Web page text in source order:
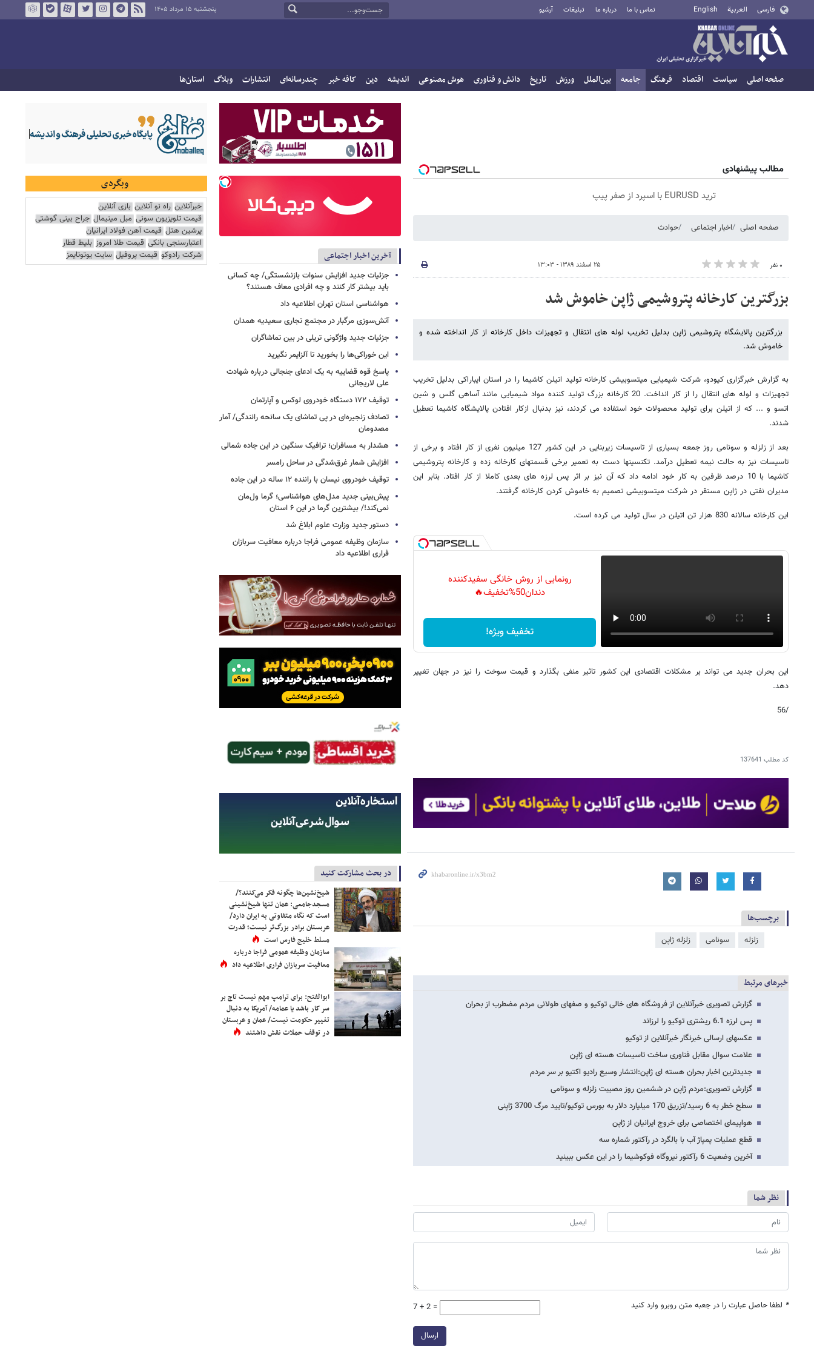
فارسی العربية English تماس با ما درباره ما تبلیغات آرشیو پنجشنبه ۱۵ مرداد ۱۴۰۵
صفحه اصلی سیاست اقتصاد فرهنگ جامعه بین‌الملل ورزش تاریخ دانش و فناوری هوش مصنوعی اندیشه دین کافه خبر چندرسانه‌ای انتشارات وبلاگ استان‌ها
مطالب پیشنهادی
ترید EURUSD با اسپرد از صفر پیپ
صفحه اصلی اخبار اجتماعی حوادث
۰ نفر ۲۵ اسفند ۱۳۸۹ - ۱۳:۰۳
بزرگترین کارخانه پتروشیمی ژاپن خاموش شد
بزرگترین پالایشگاه پتروشیمی ژاپن بدلیل تخریب لوله های انتقال و تجهیزات داخل کارخانه از کار انداخته شده و
خاموش شد.
به گزارش خبرگزاری کیودو، شرکت شیمیایی میتسوبیشی کارخانه تولید اتیلن کاشیما را در استان ایباراکی بدلیل تخریب
تجهیزات و لوله های انتقال را از کار انداخت. 20 کارخانه بزرگ تولید کننده مواد شیمیایی مانند آساهی گلس و شین
اتسو و ... که از اتیلن برای تولید محصولات خود استفاده می کردند، نیز بدنبال ازکار افتادن پالایشگاه کاشیما تعطیل
شدند.
بعد از زلزله و سونامی روز جمعه بسیاری از تاسیسات زیربنایی در این کشور 127 میلیون نفری از کار افتاد و برخی از
تاسیسات نیز به حالت نیمه تعطیل درآمد. تکنسینها دست به تعمیر برخی قسمتهای کارخانه زده و کارخانه پتروشیمی
کاشیما با 10 درصد ظرفین به کار خود ادامه داد که آن نیز بر اثر پس لرزه های بعدی کاملا از کار افتاد. بنابر این
مدیران نفتی در ژاپن مستقر در شرکت میتسوبیشی تصمیم به خاموش کردن کارخانه گرفتند.
این کارخانه سالانه 830 هزار تن اتیلن در سال تولید می کرده است.
رونمایی از روش خانگی سفیدکننده
دندان50%تخفیف🔥
تخفیف ویژه!
این بحران جدید می تواند بر مشکلات اقتصادی این کشور تاثیر منفی بگذارد و قیمت سوخت را نیز در جهان تغییر
دهد.
/56
کد مطلب 137641
برچسب‌ها
زلزله سونامی زلزله ژاپن
خبرهای مرتبط
گزارش تصویری خبرآنلاین از فروشگاه های خالی توکیو و صفهای طولانی مردم مضطرب از بحران
پس لرزه 6.1 ریشتری توکیو را لرزاند
عکسهای ارسالی خبرنگار خبرآنلاین از توکیو
علامت سوال مقابل فناوری ساخت تاسیسات هسته ای ژاپن
جدیدترین اخبار بحران هسته ای ژاپن:انتشار وسیع رادیو اکتیو بر سر مردم
گزارش تصویری:مردم ژاپن در ششمین روز مصیبت زلزله و سونامی
سطح خطر به 6 رسید/تزریق 170 میلیارد دلار به بورس توکیو/تایید مرگ 3700 ژاپنی
هواپیمای اختصاصی برای خروج ایرانیان از ژاپن
قطع عملیات پمپاژ آب با بالگرد در رآکتور شماره سه
آخرین وضعیت 6 رآکتور نیروگاه فوکوشیما را در این عکس ببینید
نظر شما
* لطفا حاصل عبارت را در جعبه متن روبرو وارد کنید 7 + 2 =
ارسال
آخرین اخبار اجتماعی
جزئیات جدید افزایش سنوات بازنشستگی/ چه کسانی
باید بیشتر کار کنند و چه افرادی معاف هستند؟
هواشناسی استان تهران اطلاعیه داد
آتش‌سوزی مرگبار در مجتمع تجاری سعیدیه همدان
جزئیات جدید واژگونی تریلی در بین تماشاگران
این خوراکی‌ها را بخورید تا آلزایمر نگیرید
پاسخ قوه قضاییه به یک ادعای جنجالی درباره شهادت
علی لاریجانی
توقیف ۱۷۲ دستگاه خودروی لوکس و آپارتمان
تصادف زنجیره‌ای در پی تماشای یک سانحه رانندگی/ آمار
مصدومان
هشدار به مسافران؛ ترافیک سنگین در این جاده شمالی
افزایش شمار غرق‌شدگی در ساحل رامسر
توقیف خودروی نیسان با راننده ۱۲ ساله در این جاده
پیش‌بینی جدید مدل‌های هواشناسی؛ گرما ول‌مان
نمی‌کند!/ بیشترین گرما در این ۶ استان
دستور جدید وزارت علوم ابلاغ شد
سازمان وظیفه عمومی فراجا درباره معافیت سربازان
فراری اطلاعیه داد
در بحث مشارکت کنید
شیخ‌نشین‌ها چگونه فکر می‌کنند؟/
مسجدجامعی: عمان تنها شیخ‌نشینی
است که نگاه متفاوتی به ایران دارد/
عربستان برادر بزرگ‌تر نیست؛ قدرت
مسلط خلیج فارس است
سازمان وظیفه عمومی فراجا درباره
معافیت سربازان فراری اطلاعیه داد
ابوالفتح: برای ترامپ مهم نیست تاج بر
سر کار باشد یا عمامه/ آمریکا به دنبال
تغییر حکومت نیست/ عمان و عربستان
در توقف حملات نقش داشتند
وبگردی
خبرآنلاین راه نو آنلاین بازی آنلاین
قیمت تلویزیون سونی مبل مینیمال جراح بینی گوشتی
پرشین هتل قیمت آهن فولاد ایرانیان
اعتبارسنجی بانکی قیمت طلا امروز بلیط قطار
شرکت رادوکو قیمت پروفیل سایت یوتوتایمز